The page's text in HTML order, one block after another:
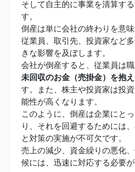
そして自主的に事業を清算す
す。
倒産は単に会社の終わりを意味
従業員、取引先、投資家など
きな影響を及ぼします。
会社が倒産すると、従業員は職
未回収のお金（売掛金）を抱
す。また、株主や投資家は投
能性が高くなります。
このように、倒産は企業にと
り、それを回避するためには
と対策の実施が不可欠です。
売上の減少、資金繰りの悪化
候には、迅速に対応する必要が